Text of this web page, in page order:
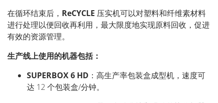
在循环结束后， ReCYCLE 压实机可以对塑料和纤维素材料
进行处理以便回收再利用，最大限度地实现原料回收，促进
有效的资源管理。
生产线上使用的机器包括：
SUPERBOX 6 HD ：高生产率包装盒成型机，速度可
达 12 个包装盒/分钟。